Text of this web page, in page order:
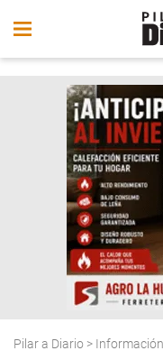
Pilar a Diario > Información